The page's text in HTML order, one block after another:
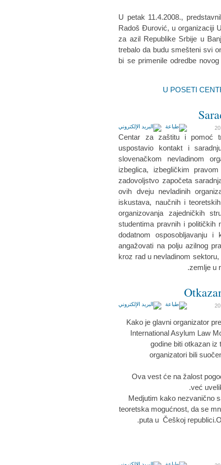
U petak 11.4.2008.,
Radoš Đurović, u organizaciji
za azil Republike Srbije u
trebalo da budu smešteni svi
bi se primenile odredbe
Centar za zaštitu i pomoć
uspostavio kontakt i
slovenačkom nevladinom
izbeglica, izbegličkim
zadovoljstvo započeta
ovih dveju nevladinih
iskustava, naučnih i
organizovanja zajedničkih
studentima pravnih i
dodatnom osposobljavanju
angažovati na polju azilnog
kroz rad u nevladinom
zemlje u
Kako je glavni organizator
International Asylum Law
godine biti otkazan iz
organizatori bili
Ova vest će na žalost
već
Medjutim kako nezvanično
teoretska mogućnost, da se
puta u Češkoj